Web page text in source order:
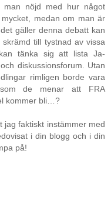
nöjd med hur något
medan om man är
gäller denna debatt kan
till tystnad av vissa
tänka sig att lista Ja-
diskussionsforum. Utan
rimligen borde vara
som de menar att FRA
kommer bli…?
jag faktiskt instämmer med
i din blogg och i din
på!